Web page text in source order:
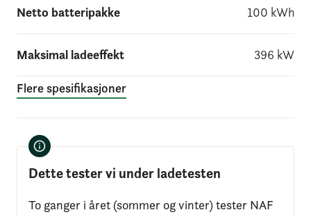
Netto batteripakke 100 kWh
Maksimal ladeeffekt 396 kW
Flere spesifikasjoner
Dette tester vi under ladetesten
To ganger i året (sommer og vinter) tester NAF